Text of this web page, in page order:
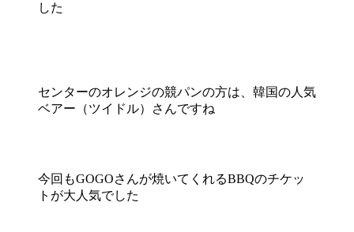
した
センターのオレンジの競パンの方は、韓国の人気
ベアー（ツイドル）さんですね
今回もGOGOさんが焼いてくれるBBQのチケッ
トが大人気でした